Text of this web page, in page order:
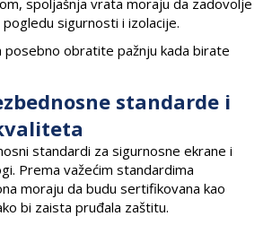
spoljašnja vrata moraju da zadovolje
sigurnosti i izolacije.
posebno obratite pažnju kada birate
standarde i
standardi za sigurnosne ekrane i
Prema važećim standardima
moraju da budu sertifikovana kao
bi zaista pruđala zaštitu.